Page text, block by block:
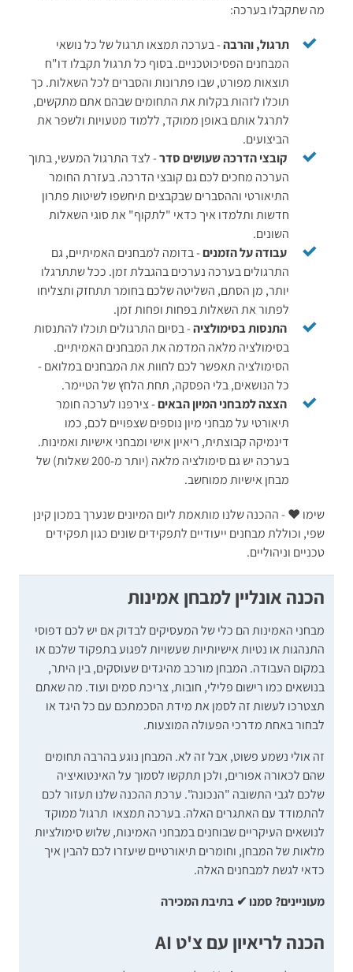
מה שתקבלו בערכה:
תרגול, והרבה- בערכה תמצאו תרגול של כל נושאי
המבחנים הפסיכוטכניים. בסוף כל תרגול תקבלו דו"ח
תוצאות מפורט, שבו פתרונות והסברים לכל השאלות. כך
תוכלו לזהות בקלות את התחומים שבהם אתם מתקשים,
לתרגל אותם באופן ממוקד, ללמוד מטעויות ולשפר את
הביצועים.
קובצי הדרכה שעושים סדר- לצד התרגול המעשי, בתוך
הערכה מחכים לכם גם קובצי הדרכה. בעזרת החומר
התיאורטי וההסברים שבקבצים תיחשפו לשיטות פתרון
חדשות ותלמדו איך כדאי "לתקוף" את סוגי השאלות
השונים.
עבודה על הזמנים- בדומה למבחנים האמיתיים, גם
התרגולים בערכה נערכים בהגבלת זמן. ככל שתתרגלו
יותר, מן הסתם, השליטה שלכם בחומר תתחזק ותצליחו
לפתור את השאלות בפחות ופחות זמן.
התנסות בסימולציה- בסיום התרגולים תוכלו להתנסות
בסימולציה מלאה המדמה את המבחנים האמיתיים.
הסימולציה תאפשר לכם לחוות את המבחנים במלואם -
כל הנושאים, בלי הפסקה, תחת הלחץ של הטיימר.
הצצה למבחני המיון הבאים- צירפנו לערכה חומר
תיאורטי על מבחני מיון נוספים שצפויים לכם, כמו
דינמיקה קבוצתית, ריאיון אישי ומבחני אישיות ואמינות.
בערכה יש גם סימולציה מלאה (יותר מ-200 שאלות) של
מבחן אישיות ממוחשב.
שימו ♥ - ההכנה שלנו מותאמת ליום המיונים שנערך במכון קינן
שפי, וכוללת מבחנים ייעודיים לתפקידים שונים כגון תפקידים
טכניים וניהוליים.
הכנה אונליין למבחן אמינות
מבחני האמינות הם כלי של המעסיקים לבדוק אם יש לכם דפוסי
התנהגות או נטיות אישיותיות שעשויות לפגוע בתפקוד שלכם או
במקום העבודה. המבחן מורכב מהיגדים שעוסקים, בין היתר,
בנושאים כמו רישום פלילי, חובות, צריכת סמים ועוד. מה שאתם
תצטרכו לעשות זה לסמן את מידת הסכמתכם עם כל היגד או
לבחור באחת מדרכי הפעולה המוצעות.
זה אולי נשמע פשוט, אבל זה לא. המבחן נוגע בהרבה תחומים
שהם לכאורה אפורים, ולכן תתקשו לסמוך על האינטואיציה
שלכם לגבי התשובה "הנכונה". ערכת ההכנה שלנו תעזור לכם
להתמודד עם האתגרים האלה. בערכה תמצאו תרגול ממוקד
לנושאים העיקריים שבוחנים במבחני האמינות, שלוש סימולציות
מלאות של המבחן, וחומרים תיאורטיים שיעזרו לכם להבין איך
כדאי לגשת למבחנים האלה.
מעוניינים? סמנו ✔ בתיבת המכירה
הכנה לריאיון עם צ'ט AI